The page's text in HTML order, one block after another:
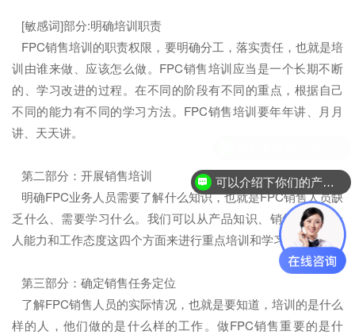
[敏感词]部分:明确培训职责
FPC销售培训的职责权限，要明确分工，落实责任，也就是培
训由谁来做、应该怎么做。FPC销售培训应当是一个长期不断
的、学习改进的过程。在不同的阶段有不同的重点，根据自己
不同的能力有不同的学习方法。FPC销售培训要年年讲、月月
讲、天天讲。
第二部分：开展销售培训
明确FPC业务人员需要了解什么知识，也就是FPC销售人员缺
乏什么、需要学习什么。我们可以从产品知识、销售技巧、个
人能力和工作态度这四个方面来进行重点培训和学习。
第三部分：确定销售任务定位
了解FPC销售人员的实际情况，也就是要知道，培训的是什么
样的人，他们做的是什么样的工作。做FPC销售重要的是什
可以介绍下你们的产品么？